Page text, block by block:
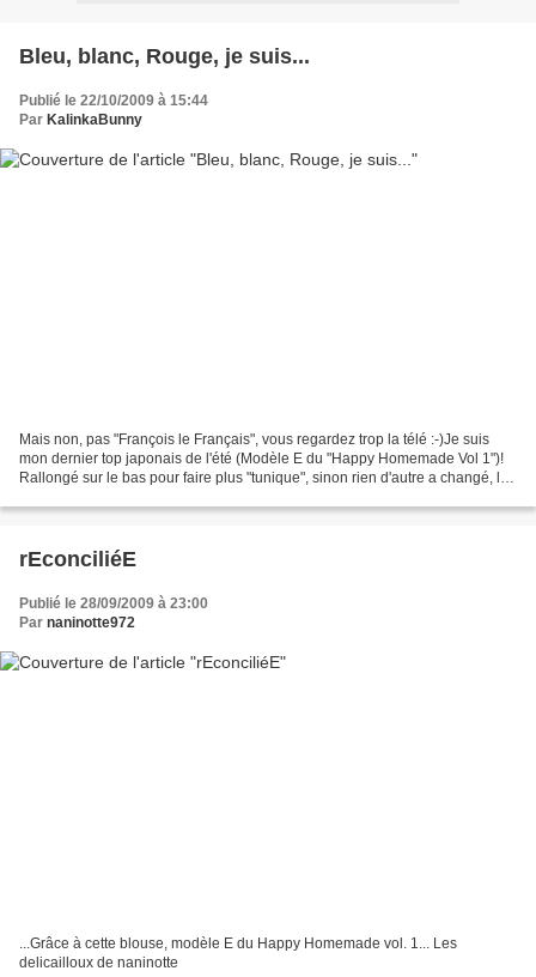
Bleu, blanc, Rouge, je suis...
Publié le 22/10/2009 à 15:44
Par KalinkaBunny
Mais non, pas "François le Français", vous regardez trop la télé :-)Je suis
mon dernier top japonais de l'été (Modèle E du "Happy Homemade Vol 1")!
Rallongé sur le bas pour faire plus "tunique", sinon rien d'autre a changé, le
rEconciliéE
Publié le 28/09/2009 à 23:00
Par naninotte972
...Grâce à cette blouse, modèle E du Happy Homemade vol. 1... Les
delicailloux de naninotte